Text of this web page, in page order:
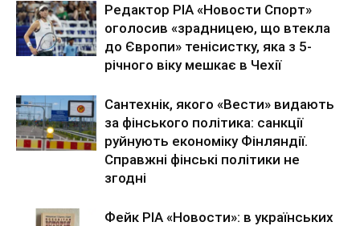
Редактор РІА «Новости Спорт»
оголосив «зрадницею, що втекла
до Європи» тенісистку, яка з 5-
річного віку мешкає в Чехії
Сантехнік, якого «Вести» видають
за фінського політика: санкції
руйнують економіку Фінляндії.
Справжні фінські політики не
згодні
Фейк РІА «Новости»: в українських